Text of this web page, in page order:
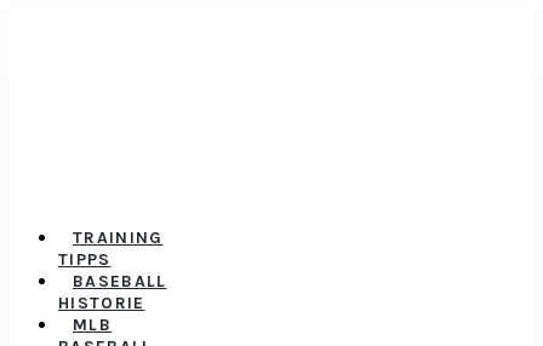
TRAINING
TIPPS
BASEBALL
HISTORIE
MLB